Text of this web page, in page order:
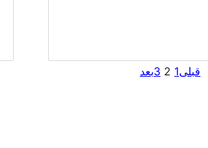
قبلی1
2
3بعد